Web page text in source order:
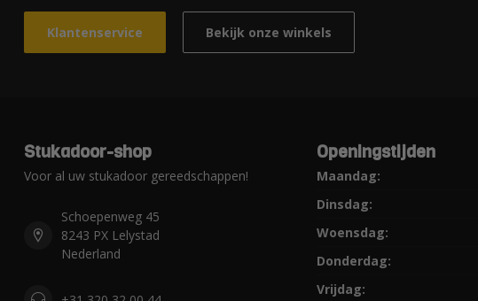
Klantenservice Bekijk onze winkels
Stukadoor-shop
Voor al uw stukadoor gereedschappen!
Schoepenweg 45
8243 PX Lelystad
Nederland
Openingstijden
Maandag:
Dinsdag:
Woensdag:
Donderdag:
Vrijdag: